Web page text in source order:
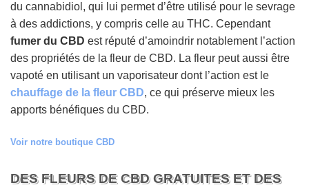
du cannabidiol, qui lui permet d’être utilisé pour le sevrage
à des addictions, y compris celle au THC. Cependant
fumer du CBD est réputé d’amoindrir notablement l’action
des propriétés de la fleur de CBD. La fleur peut aussi être
vapoté en utilisant un vaporisateur dont l’action est le
chauffage de la fleur CBD, ce qui préserve mieux les
apports bénéfiques du CBD.
Voir notre boutique CBD
DES FLEURS DE CBD GRATUITES ET DES